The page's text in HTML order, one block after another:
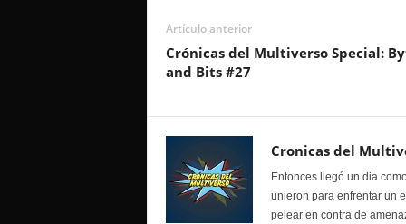
Artículo anterior
Crónicas del Multiverso Special:
and Bits #27
Cronicas del
Entonces llegó un dia
unieron para enfrentar un
pelear en contra de